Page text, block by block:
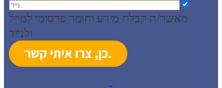
מאשר/ת קבלת מידע וחומר פרסומי למייל
ולנייד